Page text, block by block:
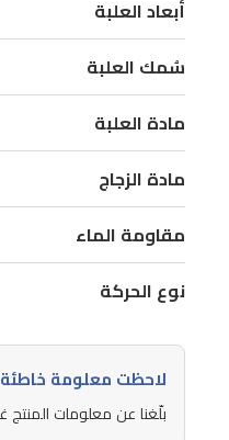
مما
يضمن
والمتانة.
يكتمل
تصميم
الأنيق
بسوار
مما
يجعلها
الإكسسوار
أبعاد العلبة
سُمك العلبة
مادة العلبة
مادة الزجاج
مقاومة الماء
نوع الحركة
لاحظت معلومة
بلّغنا عن معلومات